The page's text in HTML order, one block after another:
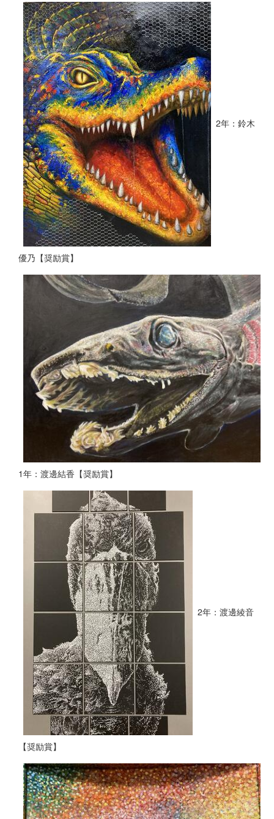
2年：鈴木
優乃【奨励賞】
1年：渡邊結香【奨励賞】
2年：渡邊綾音
【奨励賞】